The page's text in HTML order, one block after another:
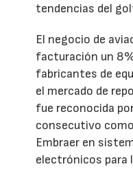
tendencias del
El negocio de
facturación un
fabricantes de
el mercado de
fue reconocida
consecutivo
Embraer en
electrónicos para